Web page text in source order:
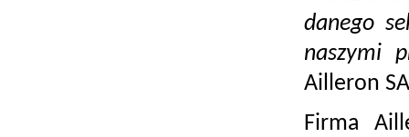
danego
naszymi
Ailleron
Firma